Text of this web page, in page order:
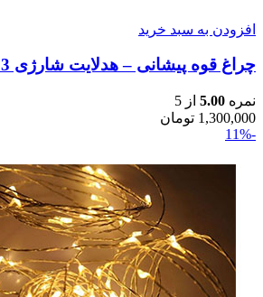
افزودن به سبد خرید
چراغ قوه پیشانی – هدلایت شارژی 3 لامپه
نمره 5.00 از 5
1,300,000 تومان
-11%